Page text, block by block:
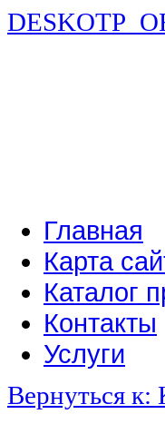
Главная
Карта
Каталог
Контакты
Услуги
Вернуться к: